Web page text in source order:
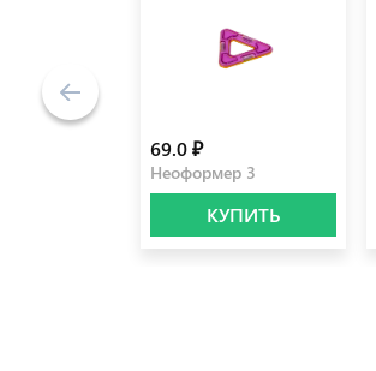
69.0 ₽
Неоформер 3
КУПИТЬ